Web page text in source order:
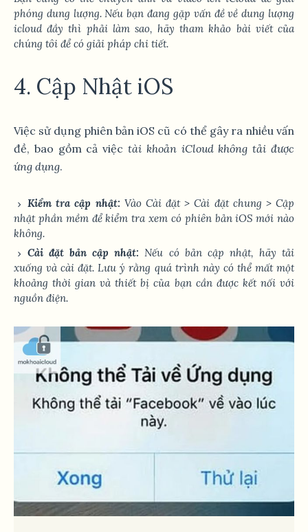
phóng dung lượng. Nếu bạn đang gặp vấn đề vềdung lượng
icloud đầy thì phải làm sao, hãy tham khảo bài viết của
chúng tôi để có giải pháp chi tiết.
4. Cập Nhật iOS
Việc sử dụng phiên bản iOS cũ có thể gây ra nhiều vấn
đề, bao gồm cả việc tài khoản iCloud không tải được
ứng dụng.
Kiểm tra cập nhật: Vào Cài đặt>Cài đặt chung >Cập
nhật phần mềmđể kiểm tra xem có phiên bản iOS mới nào
không.
Cài đặt bản cập nhật: Nếu có bản cập nhật, hãy tải
xuống và cài đặt. Lưu ý rằng quá trình này có thể mất một
khoảng thời gian và thiết bị của bạn cần được kết nối với
nguồn điện.